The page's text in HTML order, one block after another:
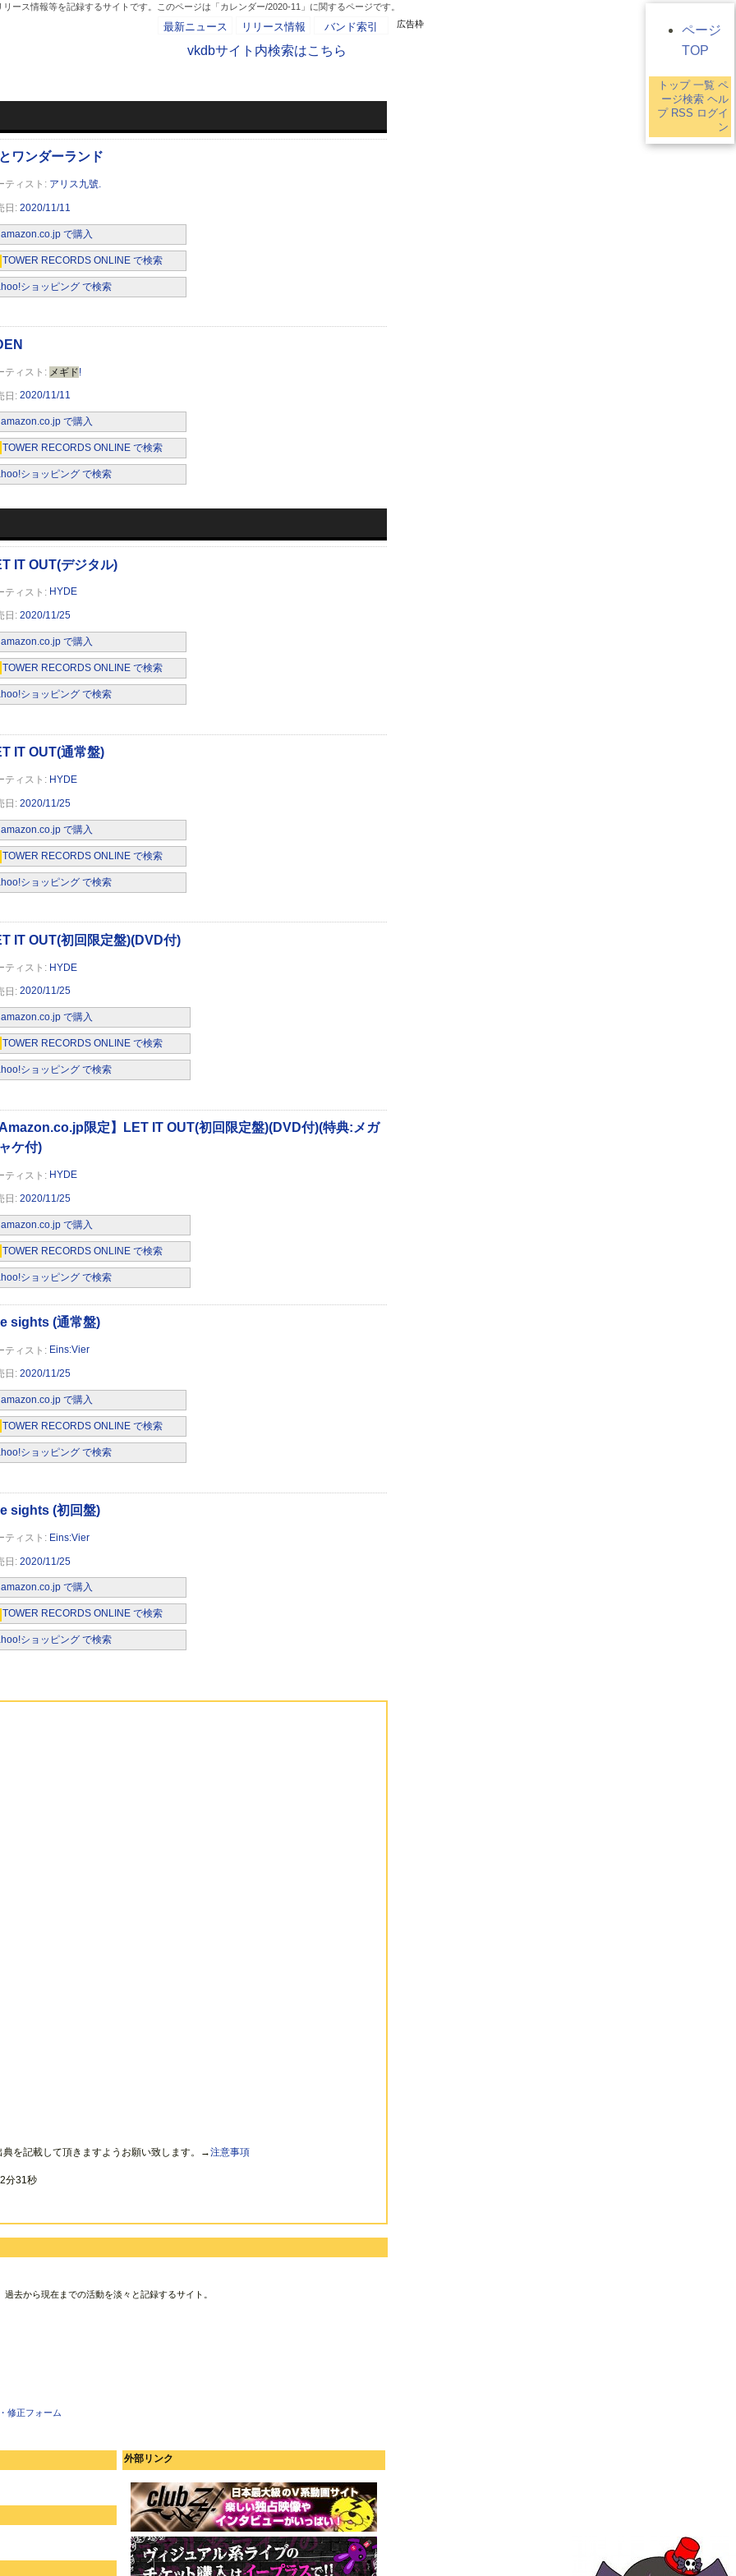
ス情報等を記録するサイトです。このページは「カレンダー/2020-11」に関するページです。
最新ニュース リリース情報 バンド索引
vkdbサイト内検索はこちら
- AD -
アリス九號.
2020/11/11
amazon.co.jp で購入
TOWER RECORDS ONLINE で検索
ショッピング で検索
メギド!
2020/11/11
amazon.co.jp で購入
TOWER RECORDS ONLINE で検索
ショッピング で検索
)
HYDE
2020/11/25
amazon.co.jp で購入
TOWER RECORDS ONLINE で検索
ショッピング で検索
HYDE
2020/11/25
amazon.co.jp で購入
TOWER RECORDS ONLINE で検索
ショッピング で検索
HYDE
2020/11/25
amazon.co.jp で購入
TOWER RECORDS ONLINE で検索
ショッピング で検索
LET IT OUT(初回限定盤)(DVD付)(特典:メガ
HYDE
2020/11/25
amazon.co.jp で購入
TOWER RECORDS ONLINE で検索
ショッピング で検索
Eins:Vier
2020/11/25
amazon.co.jp で購入
TOWER RECORDS ONLINE で検索
ショッピング で検索
Eins:Vier
2020/11/25
amazon.co.jp で購入
TOWER RECORDS ONLINE で検索
ショッピング で検索
を記載して頂きますようお願い致します。→注意事項
分31秒
去から現在までの活動を淡々と記録するサイト。
修正フォーム
外部リンク
広告枠
ページ
TOP
トップ 一覧 ペ
ージ検索 ヘル
プ RSS ログイ
ン